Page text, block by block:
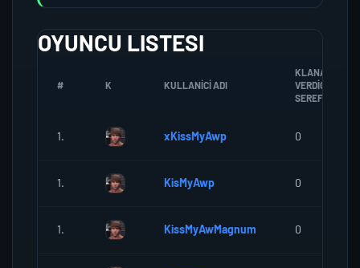
OYUNCU LISTESI
# K KULLANICI ADI
KLANA
VERDIGI
SEREF
1. xKissMyAwp 0
1. KisMyAwp 0
1. KissMyAwMagnum 0